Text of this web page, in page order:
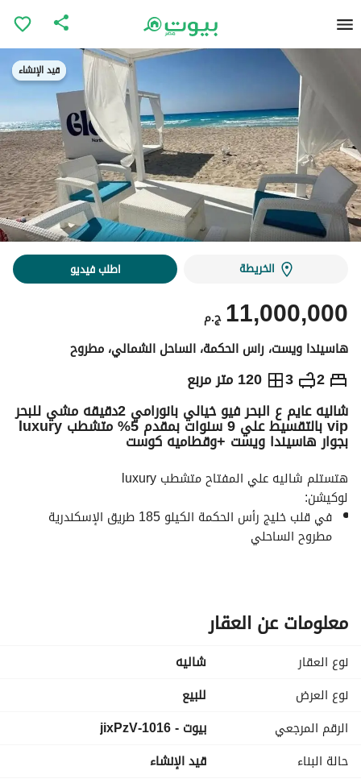
قيد الإنشاء
قيد الإنشاء
الخريطة اطلب فيديو
ج.م 11,000,000
هاسيندا ويست، راس الحكمة، الساحل الشمالي، مطروح
2
3 120 متر مربع ج.م 11,000,000
الاماكن القريبة شاليه عايم ع البحر فيو خيالي بانورامي 2دقيقه مشي للبحر
vip بالتقسيط علي 9 سنوات بمقدم 5% متشطب luxury
بجوار هاسيندا ويست +وقطاميه كوست
هتستلم شاليه علي المفتاح متشطب luxury
لوكيشن:
مطروح الساحلي
الدولي
مساحة الشالية: 120 متر
بانورامي من كل الاتجاهات )
استثماري في الساحل
وأقساط متساوية تصل إلى 9 سنوات
معلومات عن العقار
نوع العقار
شاليه
نوع العرض
للبيع
الرقم المرجعي
بيوت - 1016-jixPzV
حالة البناء
قيد الإنشاء